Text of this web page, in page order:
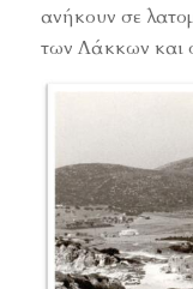
ανήκουν σε
των Λάκκων